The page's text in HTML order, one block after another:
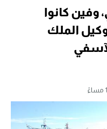
وفين كانوا
الملك
لآسفي